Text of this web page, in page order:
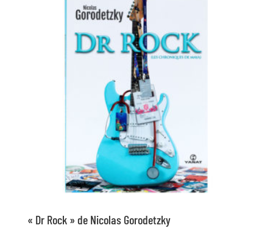
« Dr Rock » de Nicolas Gorodetzky